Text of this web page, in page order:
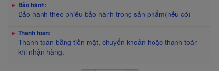
► Bảo hành:
Bảo hành theo phiếu bảo hành trong sản phẩm(nếu có)
► Thanh toán:
Thanh toán bằng tiền mặt, chuyển khoản hoặc thanh toán
khi nhận hàng.